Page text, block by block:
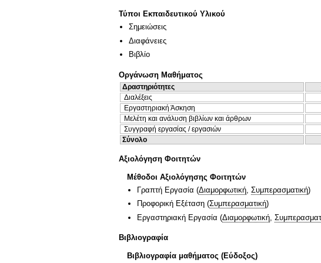
Τύποι Εκπαιδευτικού Υλικού
Σημειώσεις
Διαφάνειες
Βιβλίο
Οργάνωση Μαθήματος
Δραστηριότητες
Διαλέξεις
Εργαστηριακή Άσκηση
Μελέτη και ανάλυση βιβλίων και άρθρων
Συγγραφή εργασίας / εργασιών
Σύνολο
Αξιολόγηση Φοιτητών
Μέθοδοι Αξιολόγησης Φοιτητών
Γραπτή Εργασία (Διαμορφωτική Συμπερασματική)
Προφορική Εξέταση (Συμπερασματική)
Εργαστηριακή Εργασία (Διαμορφωτική
Βιβλιογραφία
Βιβλιογραφία μαθήματος (Εύδοξος)